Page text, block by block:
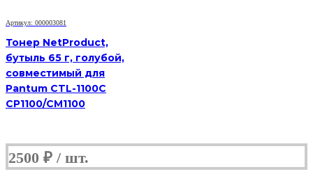
Артикул: 000003081
Тонер NetProduct,
бутыль 65 г, голубой,
совместимый для
Pantum CTL-1100C
CP1100/CM1100
2500 ₽